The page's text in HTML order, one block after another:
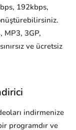
192kbps,
MP3, 3GP,
ve ücretsiz
indirmenize
programdır ve